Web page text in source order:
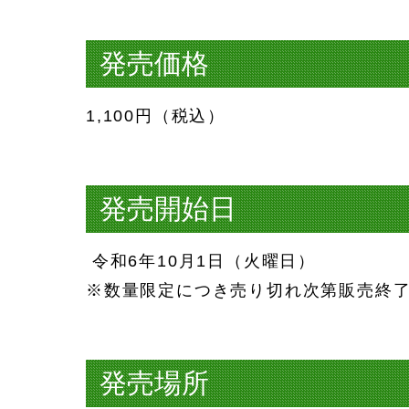
発売価格
1,100円（税込）
発売開始日
令和6年10月1日（火曜日）
※数量限定につき売り切れ次第販売終
発売場所